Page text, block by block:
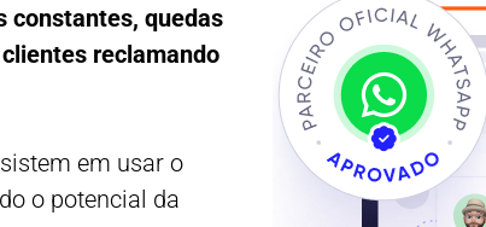
constantes, quedas
clientes reclamando
em usar o
o potencial da